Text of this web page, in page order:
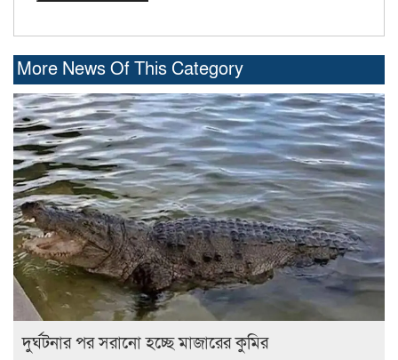
More News Of This Category
দুর্ঘটনার পর সরানো হচ্ছে মাজারের কুমির